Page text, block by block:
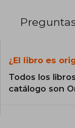
¿El libro es
Todos los
catálogo son